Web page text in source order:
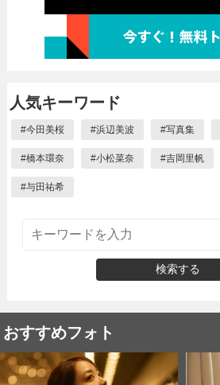
人気キーワード
#今田美桜 #浜辺美波 #写真集
#橋本環奈 #小松菜奈 #吉岡里帆
#与田祐希
検索する
おすすめフォト